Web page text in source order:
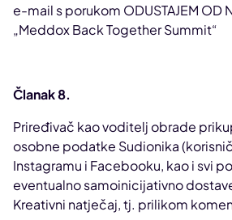
e-mail s porukom ODUSTAJEM OD
„Meddox Back Together Summit“
Članak 8.
Priređivač kao voditelj obrade
osobne podatke Sudionika
Instagramu i Facebooku, kao i svi
eventualno samoinicijativno
Kreativni natječaj, tj. prilikom